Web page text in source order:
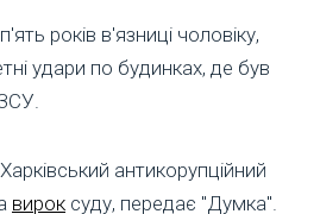
років в'язниці чоловіку,
удари по будинках, де був
антикорупційний
вирок суду, передає "Думка".